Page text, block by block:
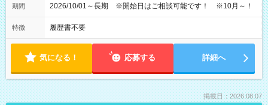
期間 2026/10/01～長期 ※開始日はご相談可能です！ ※10月～！
特徴 履歴書不要
気になる！ 応募する 詳細へ
掲載日：2026.08.07